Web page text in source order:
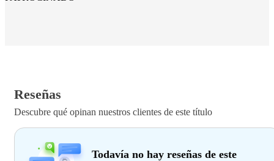
Reseñas
Descubre qué opinan nuestros clientes de este título
Todavía no hay reseñas de este